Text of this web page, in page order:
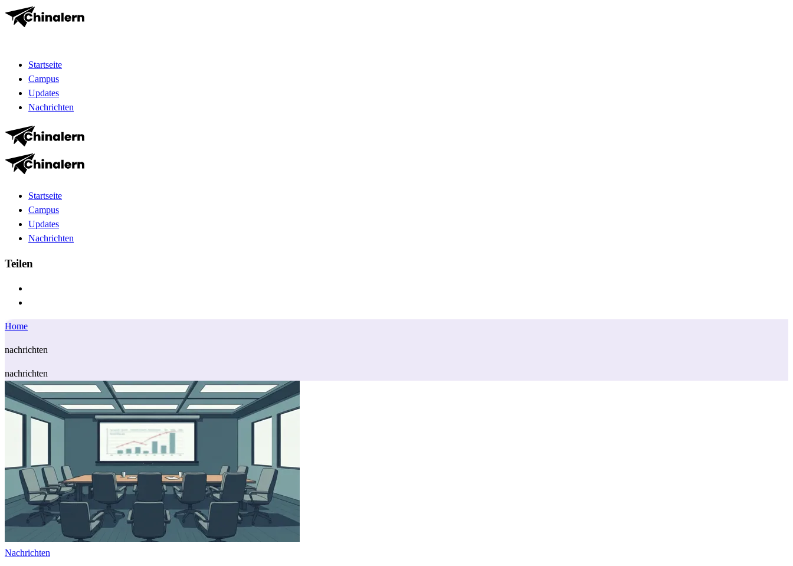
Startseite
Campus
Updates
Nachrichten
Startseite
Campus
Updates
Nachrichten
Teilen
Home
nachrichten
nachrichten
Nachrichten